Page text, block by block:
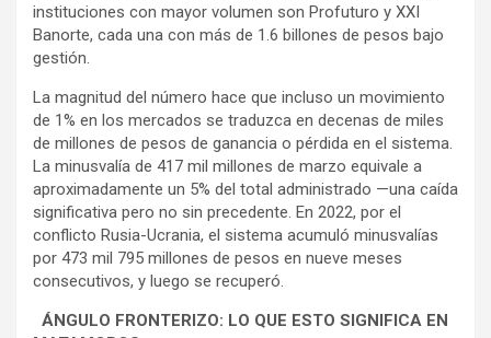
instituciones con mayor volumen son Profuturo y XXI
Banorte, cada una con más de 1.6 billones de pesos bajo
gestión.
La magnitud del número hace que incluso un movimiento
de 1% en los mercados se traduzca en decenas de miles
de millones de pesos de ganancia o pérdida en el sistema.
La minusvalía de 417 mil millones de marzo equivale a
aproximadamente un 5% del total administrado —una caída
significativa pero no sin precedente. En 2022, por el
conflicto Rusia-Ucrania, el sistema acumuló minusvalías
por 473 mil 795 millones de pesos en nueve meses
consecutivos, y luego se recuperó.
ÁNGULO FRONTERIZO: LO QUE ESTO SIGNIFICA EN